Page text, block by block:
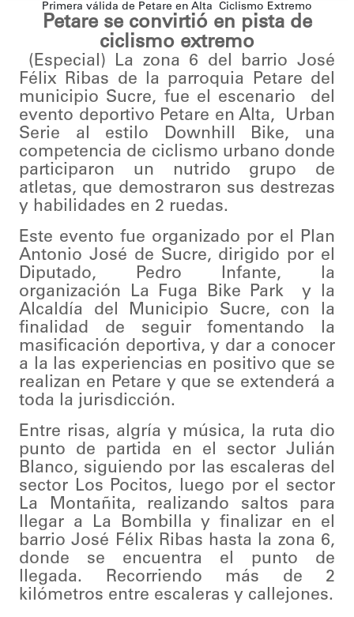
Primera válida de Petare en Alta Ciclismo Extremo
Petare se convirtió en pista de
ciclismo extremo
(Especial) La zona 6 del barrio José
Félix Ribas de la parroquia Petare del
municipio Sucre, fue el escenario del
evento deportivo Petare en Alta, Urban
Serie al estilo Downhill Bike, una
competencia de ciclismo urbano donde
participaron un nutrido grupo de
atletas, que demostraron sus destrezas
y habilidades en 2 ruedas.
Este evento fue organizado por el Plan
Antonio José de Sucre, dirigido por el
Diputado, Pedro Infante, la
organización La Fuga Bike Park y la
Alcaldía del Municipio Sucre, con la
finalidad de seguir fomentando la
masificación deportiva, y dar a conocer
a la las experiencias en positivo que se
realizan en Petare y que se extenderá a
toda la jurisdicción.
Entre risas, algría y música, la ruta dio
punto de partida en el sector Julián
Blanco, siguiendo por las escaleras del
sector Los Pocitos, luego por el sector
La Montañita, realizando saltos para
llegar a La Bombilla y finalizar en el
barrio José Félix Ribas hasta la zona 6,
donde se encuentra el punto de
llegada. Recorriendo más de 2
kilómetros entre escaleras y callejones.